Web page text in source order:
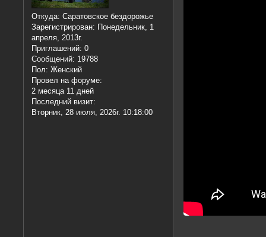
Откуда: Саратовское бездорожье
Зарегистрирован: Понедельник, 1
апреля, 2013г.
Приглашений: 0
Сообщений: 19788
Пол: Женский
Провел на форуме:
2 месяца 11 дней
Последний визит:
Вторник, 28 июля, 2026г. 10:18:00